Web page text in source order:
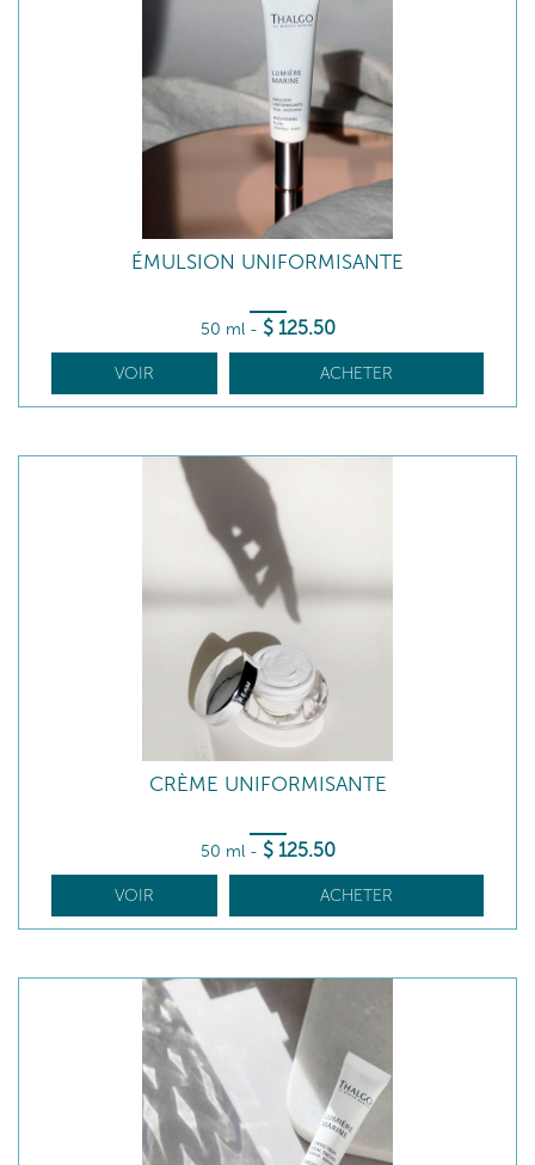
ÉMULSION UNIFORMISANTE
50 ml - $ 125.50
VOIR ACHETER
CRÈME UNIFORMISANTE
50 ml - $ 125.50
VOIR ACHETER